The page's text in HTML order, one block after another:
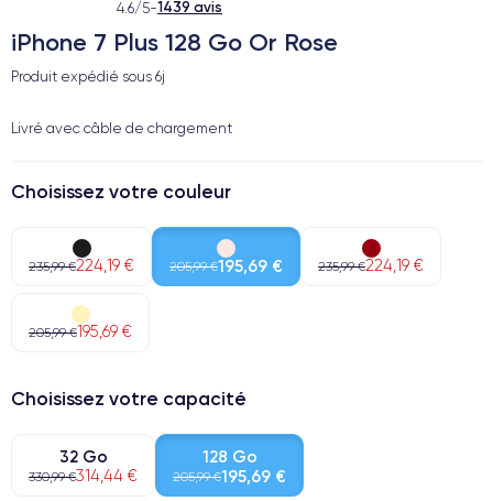
4.6/5-1439 avis
iPhone 7 Plus 128 Go Or Rose
Produit expédié sous 6j
Livré avec câble de chargement
Choisissez votre couleur
235,99 €224,19 € 205,99 €195,69 € 235,99 €224,19 €
205,99 €195,69 €
Choisissez votre capacité
32 Go
330,99 €314,44 €
128 Go
205,99 €195,69 €